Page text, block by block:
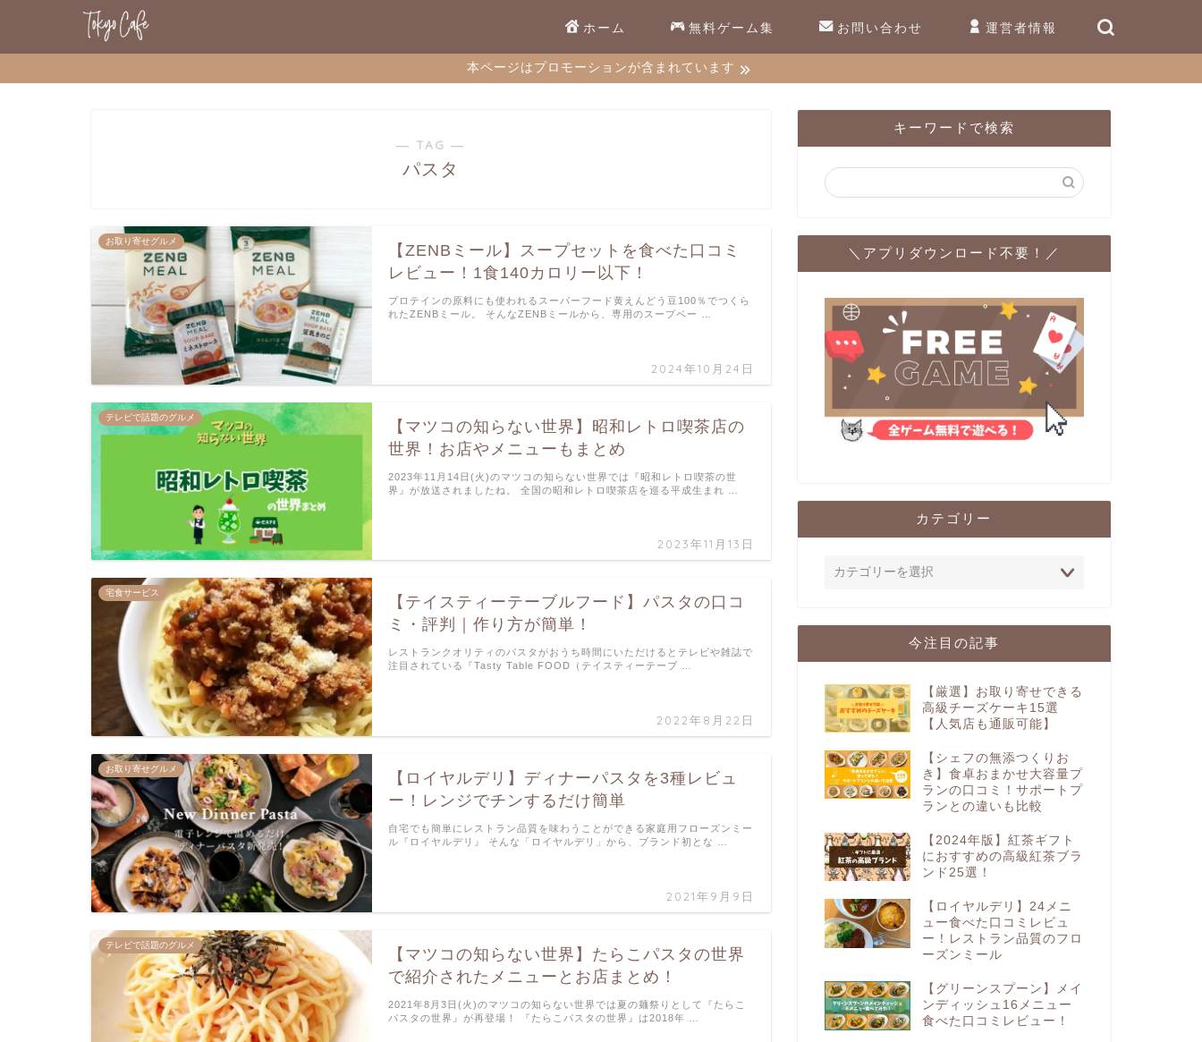
ホーム 無料ゲーム集 お問い合わせ 運営者情報
本ページはプロモーションが含まれています
― TAG ―
パスタ
お取り寄せグルメ
【ZENBミール】スープセットを食べた口コミ
レビュー！1食140カロリー以下！
2024年10月24日
プロテインの原料にも使われるスーパーフード黄えんどう豆100％でつくら
れたZENBミール。 そんなZENBミールから、専用のスープベー …
テレビで話題のグルメ
【マツコの知らない世界】昭和レトロ喫茶店の
世界！お店やメニューもまとめ
2023年11月13日
2023年11月14日(火)のマツコの知らない世界では『昭和レトロ喫茶の世
界』が放送されましたね。 全国の昭和レトロ喫茶店を巡る平成生まれ …
宅食サービス
【テイスティーテーブルフード】パスタの口コ
ミ・評判｜作り方が簡単！
2022年8月22日
レストランクオリティのパスタがおうち時間にいただけるとテレビや雑誌で
注目されている『Tasty Table FOOD（テイスティーテーブ …
お取り寄せグルメ
【ロイヤルデリ】ディナーパスタを3種レビュ
ー！レンジでチンするだけ簡単
2021年9月9日
自宅でも簡単にレストラン品質を味わうことができる家庭用フローズンミー
ル『ロイヤルデリ』 そんな「ロイヤルデリ」から、ブランド初とな …
テレビで話題のグルメ
【マツコの知らない世界】たらこパスタの世界
で紹介されたメニューとお店まとめ！
2021年8月3日(火)のマツコの知らない世界では夏の麺祭りとして『たらこ
パスタの世界』が再登場！ 『たらこパスタの世界』は2018年 …
キーワードで検索
＼アプリダウンロード不要！／
カテゴリー
今注目の記事
【厳選】お取り寄せできる
高級チーズケーキ15選
【人気店も通販可能】
【シェフの無添つくりお
き】食卓おまかせ大容量プ
ランの口コミ！サポートプ
ランとの違いも比較
【2024年版】紅茶ギフト
におすすめの高級紅茶ブラ
ンド25選！
【ロイヤルデリ】24メニ
ュー食べた口コミレビュ
ー！レストラン品質のフロ
ーズンミール
【グリーンスプーン】メイ
ンディッシュ16メニュー
食べた口コミレビュー！